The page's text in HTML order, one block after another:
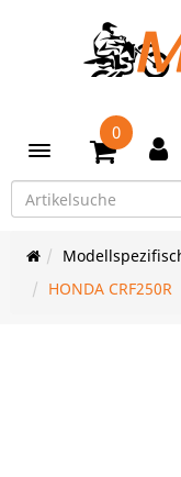
Toggle navigation
0
HONDA CRF250R